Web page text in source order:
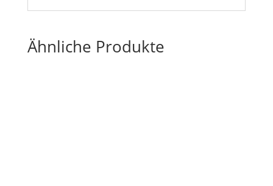
Ähnliche Produkte